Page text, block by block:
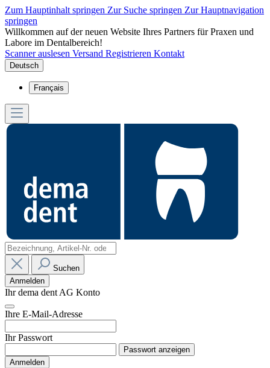
Zum Hauptinhalt springen Zur Suche springen Zur Hauptnavigation
springen
Willkommen auf der neuen Website Ihres Partners für Praxen und
Labore im Dentalbereich!
Scanner auslesen Versand Registrieren Kontakt
Deutsch
Français
Suchen
Anmelden
Ihr dema dent AG Konto
Ihre E-Mail-Adresse
Ihr Passwort
Passwort anzeigen
Anmelden